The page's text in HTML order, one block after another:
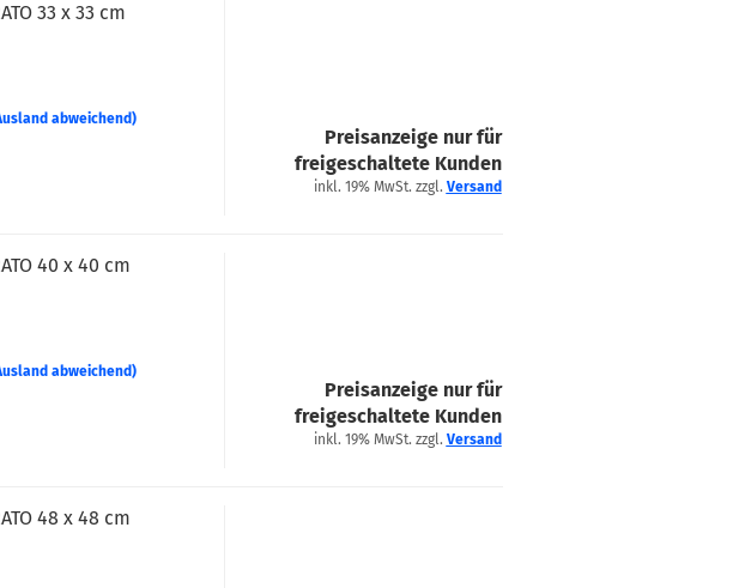
33 x 33 cm
abweichend)
Preisanzeige nur für
freigeschaltete Kunden
inkl. 19% MwSt. zzgl. Versand
40 x 40 cm
abweichend)
Preisanzeige nur für
freigeschaltete Kunden
inkl. 19% MwSt. zzgl. Versand
48 x 48 cm